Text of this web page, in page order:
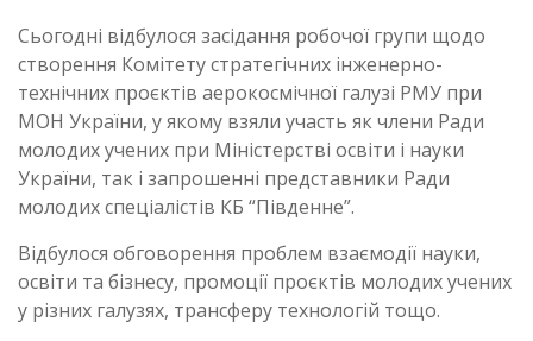
Сьогодні відбулося засідання робочої групи щодо
створення Комітету стратегічних інженерно-
технічних проєктів аерокосмічної галузі РМУ при
МОН України, у якому взяли участь як члени Ради
молодих учених при Міністерстві освіти і науки
України, так і запрошенні представники Ради
молодих спеціалістів КБ “Південне”.
Відбулося обговорення проблем взаємодії науки,
освіти та бізнесу, промоції проєктів молодих учених
у різних галузях, трансферу технологій тощо.